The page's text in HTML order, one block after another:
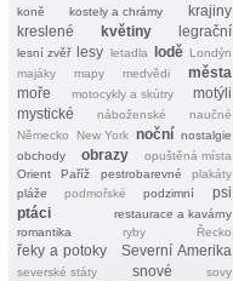
koně
kostely a chrámy
krajiny
kreslené
květiny legrační
lesní zvěř lesy letadla lodě Londýn
majáky
mapy medvědi
města
moře
motocykly a skútry
motýli
mystické
náboženské
naučné
Německo
New York noční nostalgie
obchody
obrazy
opuštěná místa
Orient
Paříž pestrobarevné
plakáty
pláže
podmořské podzimní
psi
ptáci
restaurace a kavárny
romantika
ryby Řecko
řeky a potoky Severní Amerika
severské státy snové
sovy